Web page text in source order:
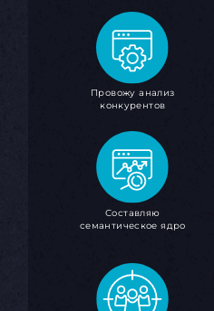
Провожу анализ
конкурентов
Составляю
семантическое ядро